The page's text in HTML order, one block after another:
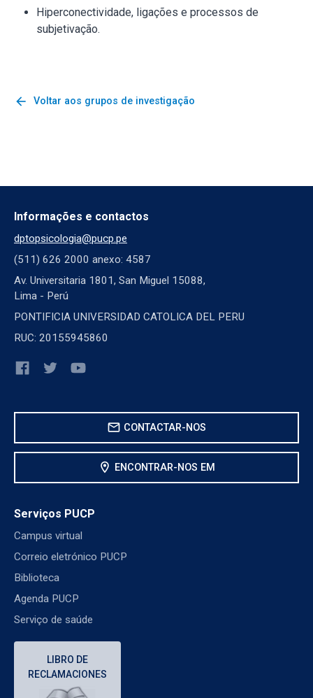
Hiperconectividade, ligações e processos de
subjetivação.
arrow_back Voltar aos grupos de investigação
Informações e contactos
dptopsicologia@pucp.pe
(511) 626 2000 anexo: 4587
Av. Universitaria 1801, San Miguel 15088,
Lima - Perú
PONTIFICIA UNIVERSIDAD CATOLICA DEL PERU
RUC: 20155945860
mail CONTACTAR-NOS
location_on ENCONTRAR-NOS EM
Serviços PUCP
Campus virtual
Correio eletrónico PUCP
Biblioteca
Agenda PUCP
Serviço de saúde
LIBRO DE
RECLAMACIONES